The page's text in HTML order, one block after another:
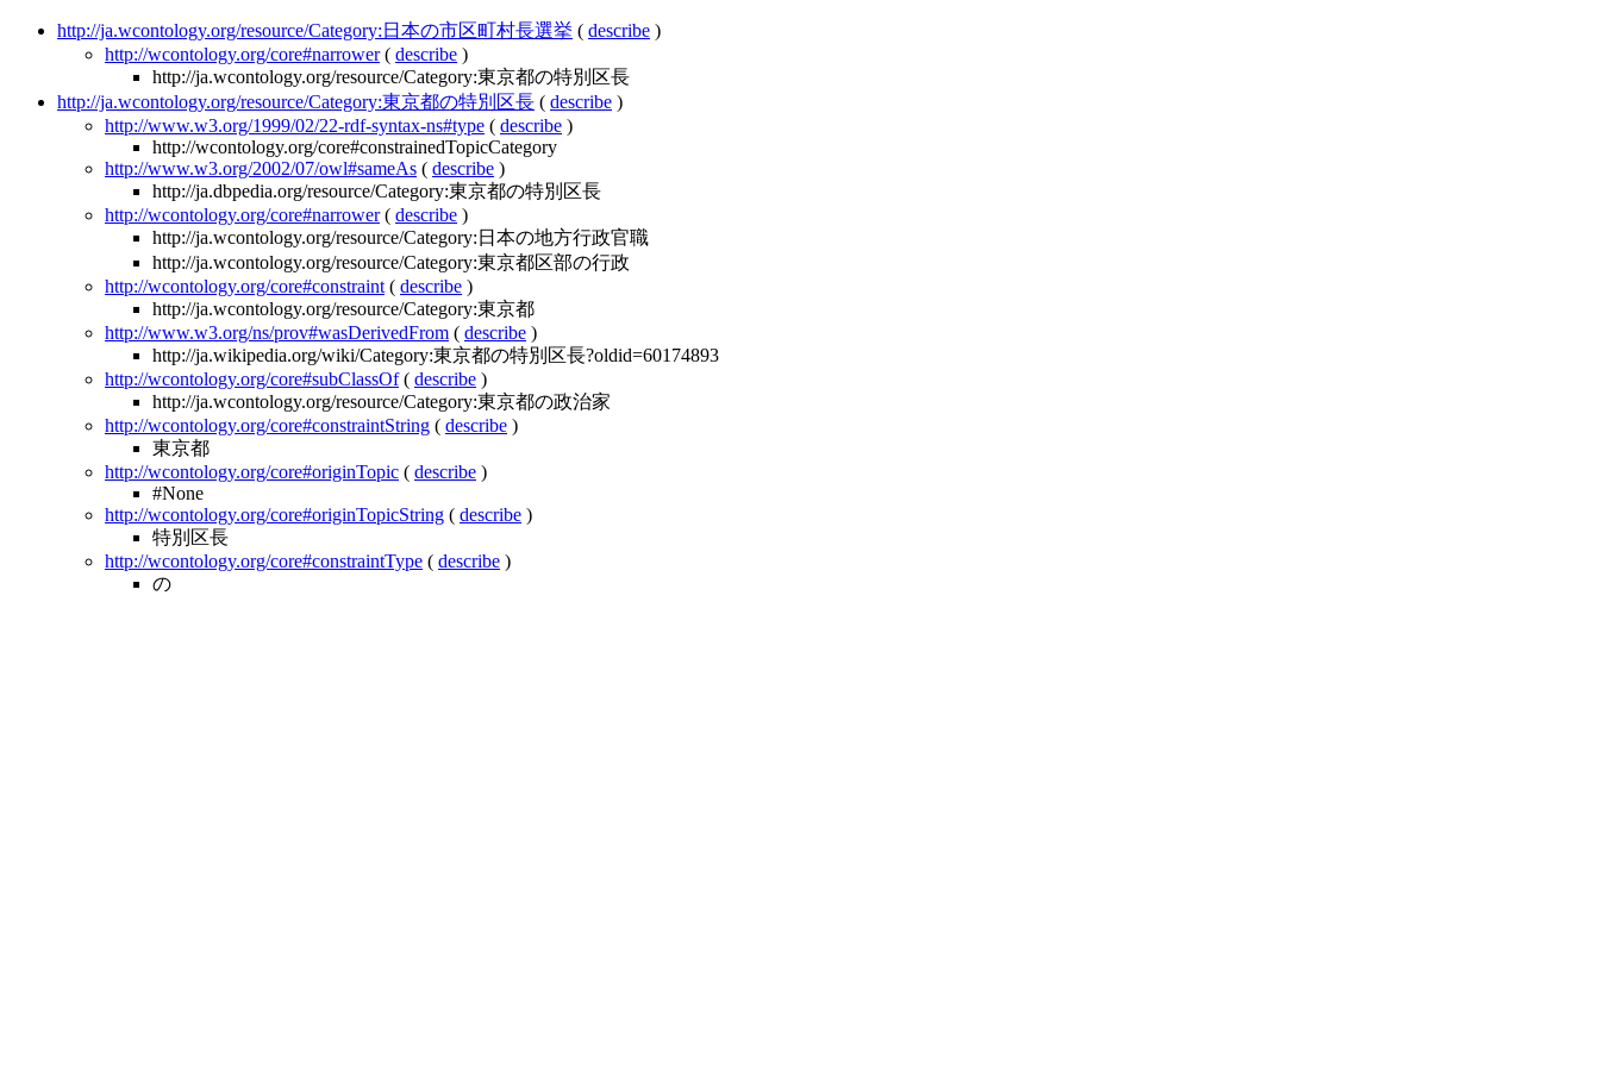
http://ja.wcontology.org/resource/Category:日本の市区町村長選挙 ( describe )
http://wcontology.org/core#narrower( describe )
http://ja.wcontology.org/resource/Category:東京都の特別区長
http://ja.wcontology.org/resource/Category:東京都の特別区長 ( describe )
http://www.w3.org/1999/02/22-rdf-syntax-ns#type ( describe )
http://wcontology.org/core#constrainedTopicCategory
http://www.w3.org/2002/07/owl#sameAs ( describe )
http://ja.dbpedia.org/resource/Category:東京都の特別区長
http://wcontology.org/core#narrower( describe )
http://ja.wcontology.org/resource/Category:日本の地方行政官職
http://ja.wcontology.org/resource/Category:東京都区部の行政
http://wcontology.org/core#constraint ( describe )
http://ja.wcontology.org/resource/Category:東京都
http://www.w3.org/ns/prov#wasDerivedFrom ( describe )
http://ja.wikipedia.org/wiki/Category:東京都の特別区長?oldid=60174893
http://wcontology.org/core#subClassOf( describe )
http://ja.wcontology.org/resource/Category:東京都の政治家
http://wcontology.org/core#constraintString ( describe )
東京都
http://wcontology.org/core#originTopic ( describe )
#None
http://wcontology.org/core#originTopicString ( describe )
特別区長
http://wcontology.org/core#constraintType ( describe )
の